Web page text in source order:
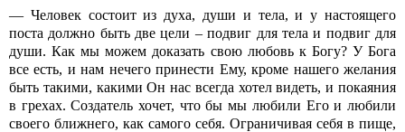
— Человек состоит из духа, души и тела, и у настоящего
поста должно быть две цели – подвиг для тела и подвиг для
души. Как мы можем доказать свою любовь к Богу? У Бога
все есть, и нам нечего принести Ему, кроме нашего желания
быть такими, какими Он нас всегда хотел видеть, и покаяния
в грехах. Создатель хочет, что бы мы любили Его и любили
своего ближнего, как самого себя. Ограничивая себя в пище,